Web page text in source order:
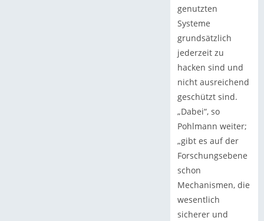
genutzten
Systeme
grundsätzlich
jederzeit zu
hacken sind und
nicht ausreichend
geschützt sind.
„Dabei“, so
Pohlmann weiter;
„gibt es auf der
Forschungsebene
schon
Mechanismen, die
wesentlich
sicherer und